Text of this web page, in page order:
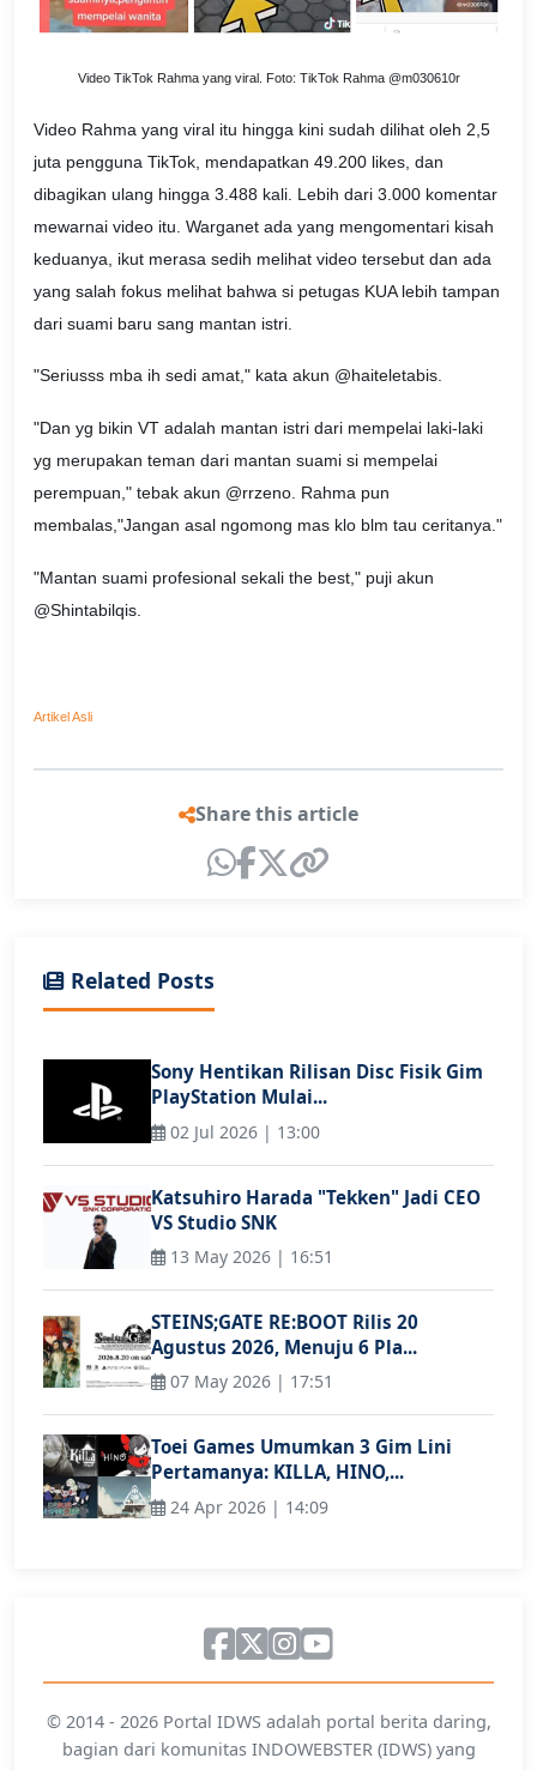
Video TikTok Rahma yang viral. Foto: TikTok Rahma @m030610r
Video Rahma yang viral itu hingga kini sudah dilihat oleh 2,5
juta pengguna TikTok, mendapatkan 49.200 likes, dan
dibagikan ulang hingga 3.488 kali. Lebih dari 3.000 komentar
mewarnai video itu. Warganet ada yang mengomentari kisah
keduanya, ikut merasa sedih melihat video tersebut dan ada
yang salah fokus melihat bahwa si petugas KUA lebih tampan
dari suami baru sang mantan istri.
"Seriusss mba ih sedi amat," kata akun @haiteletabis.
"Dan yg bikin VT adalah mantan istri dari mempelai laki-laki
yg merupakan teman dari mantan suami si mempelai
perempuan," tebak akun @rrzeno. Rahma pun
membalas,"Jangan asal ngomong mas klo blm tau ceritanya."
"Mantan suami profesional sekali the best," puji akun
@Shintabilqis.
Artikel Asli
Share this article
Related Posts
Sony Hentikan Rilisan Disc Fisik Gim
PlayStation Mulai...
02 Jul 2026 | 13:00
Katsuhiro Harada "Tekken" Jadi CEO
VS Studio SNK
13 May 2026 | 16:51
STEINS;GATE RE:BOOT Rilis 20
Agustus 2026, Menuju 6 Pla...
07 May 2026 | 17:51
Toei Games Umumkan 3 Gim Lini
Pertamanya: KILLA, HINO,...
24 Apr 2026 | 14:09
© 2014 - 2026 Portal IDWS adalah portal berita daring,
bagian dari komunitas INDOWEBSTER (IDWS) yang